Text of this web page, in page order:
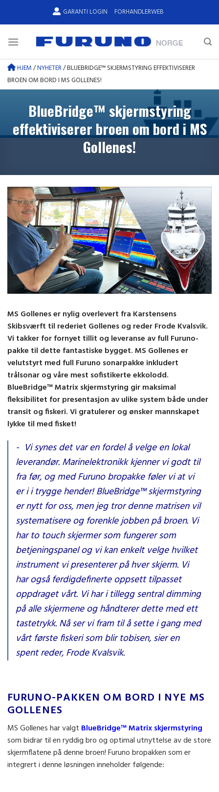
GARANTI LOGIN FORHANDLERWEB
HJEM/NYHETER/BLUEBRIDGE™ SKJERMSTYRING EFFEKTIVISERER
BROEN OM BORD I MS GOLLENES!
BlueBridge™ skjermstyring
effektiviserer broen om bord i MS
Gollenes!
MS Gollenes er nylig overlevert fra Karstensens
Skibsværft til rederiet Gollenes og reder Frode Kvalsvik.
Vi takker for fornyet tillit og leveranse av full Furuno-
pakke til dette fantastiske bygget. MS Gollenes er
velutstyrt med full Furuno sonarpakke inkludert
trålsonar og våre mest sofistikerte ekkolodd.
BlueBridge™ Matrix skjermstyring gir maksimal
fleksibilitet for presentasjon av ulike system både under
transit og fiskeri. Vi gratulerer og ønsker mannskapet
lykke til med fisket!
- Vi synes det var en fordel å velge en lokal
leverandør. Marinelektronikk kjenner vi godt til
fra før, og med Furuno bropakke føler vi at vi
er i i trygge hender! BlueBridge™ skjermstyring
er nytt for oss, men jeg tror denne matrisen vil
systematisere og forenkle jobben på broen. Vi
har to touch skjermer som fungerer som
betjeningspanel og vi kan enkelt velge hvilket
instrument vi presenterer på hver skjerm. Vi
har også ferdigdefinerte oppsett tilpasset
oppdraget vårt. Vi har i tillegg sentral dimming
på alle skjermene og håndterer dette med ett
tastetrykk. Nå ser vi fram til å sette i gang med
vårt første fiskeri som blir tobisen, sier en
spent reder, Frode Kvalsvik.
FURUNO-PAKKEN OM BORD I NYE MS
GOLLENES
MS Gollenes har valgt BlueBridge™ Matrix skjermstyring
som bidrar til en ryddig bro og optimal utnyttelse av de store
skjermflatene på denne broen! Furuno bropakken som er
integrert i denne løsningen inneholder følgende: